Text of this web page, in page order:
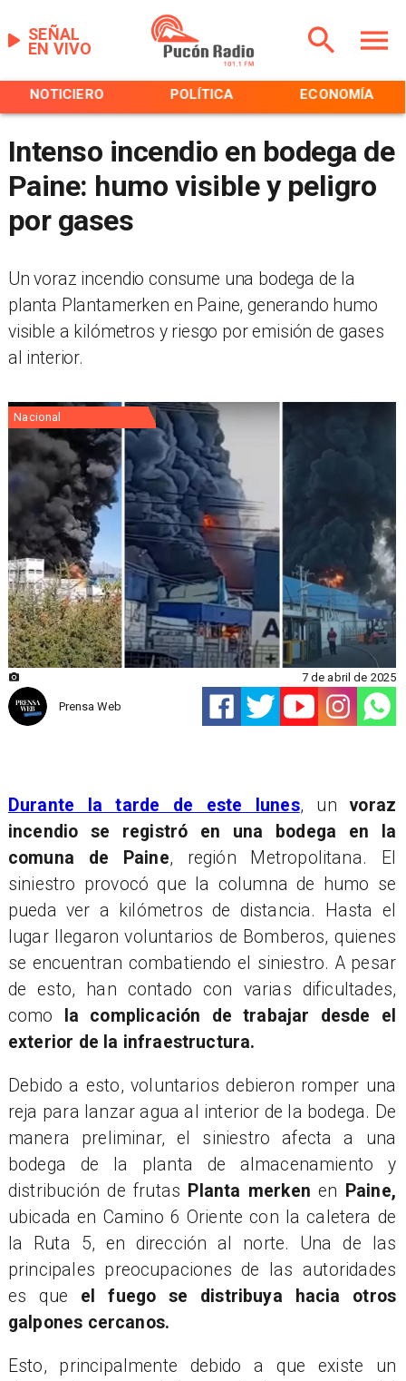
EN VIVO
SEÑAL
NOTICIERO POLÍTICA ECONOMÍA
Intenso incendio en bodega de
Paine: humo visible y peligro
por gases
Un voraz incendio consume una bodega de la
planta Plantamerken en Paine, generando humo
visible a kilómetros y riesgo por emisión de gases
al interior.
Nacional
Prensa Web
7 de abril de 2025
Durante la tarde de este lunes, un voraz
incendio se registró en una bodega en la
comuna de Paine, región Metropolitana. El
siniestro provocó que la columna de humo se
pueda ver a kilómetros de distancia. Hasta el
lugar llegaron voluntarios de Bomberos, quienes
se encuentran combatiendo el siniestro. A pesar
de esto, han contado con varias dificultades,
como
la complicación de trabajar desde el
exterior de la infraestructura.
Debido a esto, voluntarios debieron romper una
reja para lanzar agua al interior de la bodega. De
manera preliminar, el siniestro afecta a una
bodega de la planta de almacenamiento y
distribución de frutas Planta merken en Paine,
ubicada en Camino 6 Oriente con la caletera de
la Ruta 5, en dirección al norte. Una de las
principales preocupaciones de las autoridades
es que el fuego se distribuya hacia otros
galpones cercanos.
Esto, principalmente debido a que existe un